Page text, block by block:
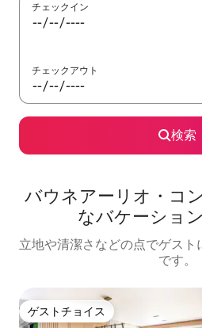
チェックイン
チェックアウト
検索
バウネアーリオ・コ
なバケーショ
立地や清潔さなどの点でゲス
です。
ゲストチョイス
ゲストチョイス